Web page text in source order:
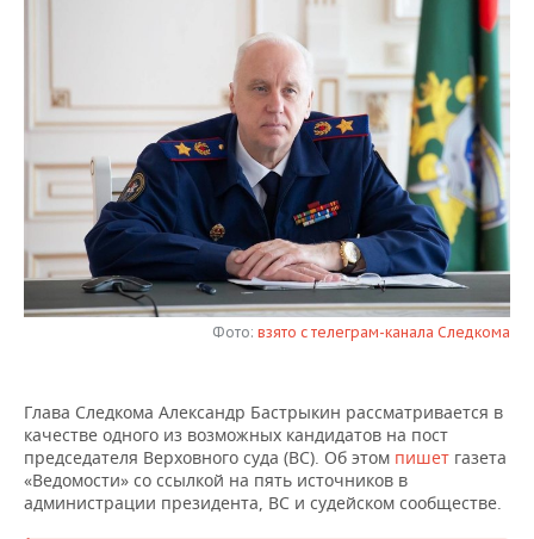
КОМУ ПРИНАДЛЕЖАТ
ТАТАРСТАНА
ИНВЕСТИЦИИ
НЕФТЕХИМИЯ
НЕФТЬ
ЭНЕРГЕТИКА
НОВОСТИ БИЗНЕСА
РОЗНИЧНАЯ ТОРГОВЛЯ
ТРАНСПОРТ
УСЛУГИ
ТЕХНОЛОГИИ
НОВОСТИ ТЕХНОЛОГИЙ
IT
МЕДИА
ТЕЛЕКОММУНИКАЦИИ
МЕРОПРИЯТИЯ
НОВОСТИ МЕРОПРИЯТИЙ
ВЫЕЗДНАЯ РЕДАКЦИЯ
ОТКРЫТАЯ ЛЕКЦИЯ
СПОРТ
НОВОСТИ СПОРТА
БАСКЕТБОЛ
ВОЛЕЙБОЛ
ОБЩЕСТВО
НОВОСТИ ОБЩЕСТВА
ИНФРАСТРУКТУРА
ИСТОРИЯ
СПРАВОЧНИК
СПИСОК ПЕРСОН
ПОЛНАЯ ВЕРСИЯ
Фото: взято с телеграм-канала Следкома
Глава Следкома Александр Бастрыкин рассматривается в
качестве одного из возможных кандидатов на пост
председателя Верховного суда (ВС). Об этом пишет газета
«Ведомости» со ссылкой на пять источников в
администрации президента, ВС и судейском сообществе.